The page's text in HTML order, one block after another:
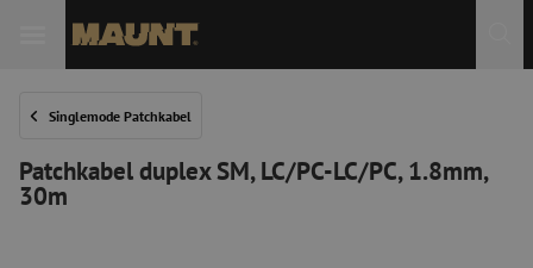
Singlemode Patchkabel
Patchkabel duplex SM, LC/PC-LC/PC, 1.8mm,
30m